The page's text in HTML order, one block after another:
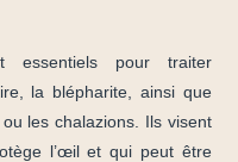
essentiels pour traiter
la blépharite, ainsi que
les chalazions. Ils visent
l’œil et qui peut être